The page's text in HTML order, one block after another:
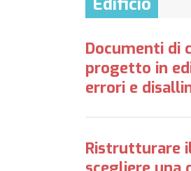
Documenti di
progetto in
errori e
Ristrutturare